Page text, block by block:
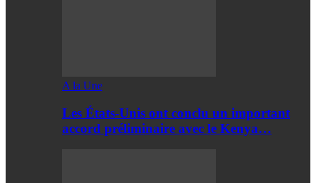
A la Une
Les États-Unis ont conclu un important
accord préliminaire avec le Kenya…